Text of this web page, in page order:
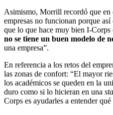
Asimismo, Morrill recordó que en
empresas no funcionan porque
que lo que hace muy bien I-Corps
no se tiene un buen modelo de
una empresa”.
En referencia a los retos del
las zonas de confort: “El mayor
los académicos se queden en la
duro como si lo hicieran en una
Corps es ayudarles a entender